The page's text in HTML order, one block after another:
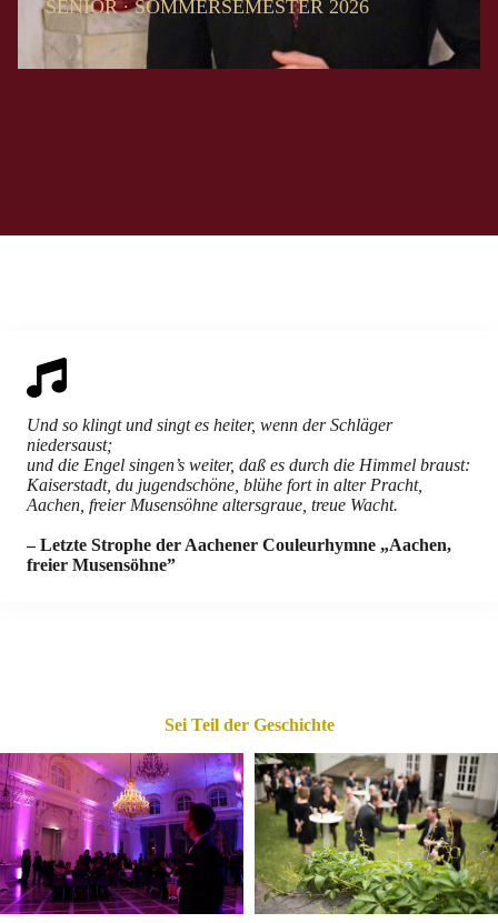
SENIOR ∙ SOMMERSEMESTER 2026
Und so klingt und singt es heiter, wenn der Schläger
niedersaust;
und die Engel singen’s weiter, daß es durch die Himmel braust:
Kaiserstadt, du jugendschöne, blühe fort in alter Pracht,
Aachen, freier Musensöhne altersgraue, treue Wacht.
– Letzte Strophe der Aachener Couleurhymne „Aachen,
freier Musensöhne”
Sei Teil der Geschichte